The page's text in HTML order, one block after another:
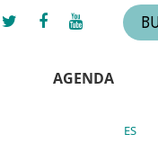
AGENDA
ES